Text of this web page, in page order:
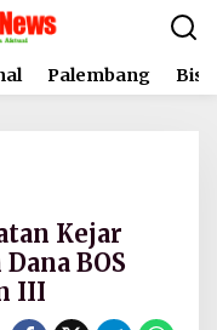
Palembang
Kejar
BOS
III